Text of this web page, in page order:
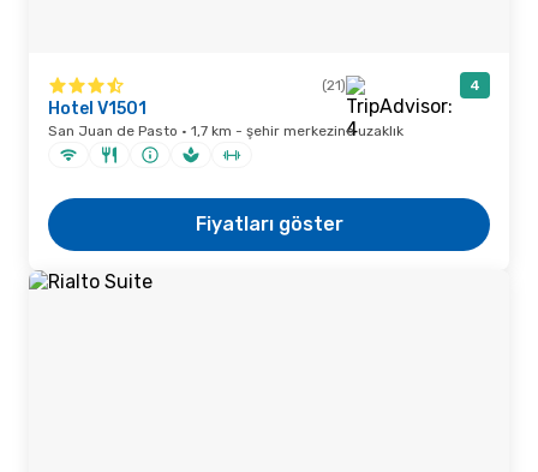
(21) 4
Hotel V1501
San Juan de Pasto · 1,7 km - şehir merkezine uzaklık
Fiyatları göster